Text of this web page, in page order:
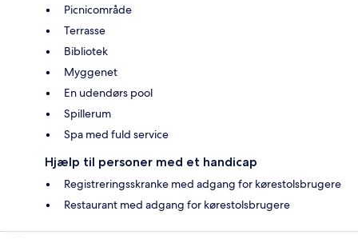
Picnicområde
Terrasse
Bibliotek
Myggenet
En udendørs pool
Spillerum
Spa med fuld service
Hjælp til personer med et handicap
Registreringsskranke med adgang for kørestolsbrugere
Restaurant med adgang for kørestolsbrugere